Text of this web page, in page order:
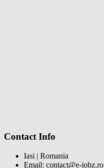
Contact Info
Iasi | Romania
Email: contact@e-jobz.ro